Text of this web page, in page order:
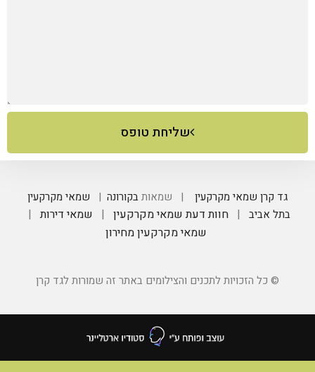
שליחת טופס
גד קרן שמאי מקרקעין | שמאותבקורונה |
שמאי מקרקעין
בתל אביב | חוות דעת שמאי מקרקעין | שמאי דירות|
שמאי מקרקעין מחירון
© כל הזכויות לתכנים והצילומים באתר זה שמורות לגד קרן